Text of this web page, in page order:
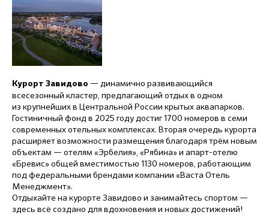
Курорт Завидово — динамично развивающийся
всесезонный кластер, предлагающий отдых в одном
из крупнейших в Центральной России крытых аквапарков.
Гостиничный фонд в 2025 году достиг 1700 номеров в семи
современных отельных комплексах. Вторая очередь курорта
расширяет возможности размещения благодаря трём новым
объектам — отелям «Эрбелия», «Рябина» и апарт-отелю
«Бревис» общей вместимостью 1130 номеров, работающим
под федеральными брендами компании «Васта Отель
Менеджмент».
Отдыхайте на курорте Завидово и занимайтесь спортом —
здесь всё создано для вдохновения и новых достижений!